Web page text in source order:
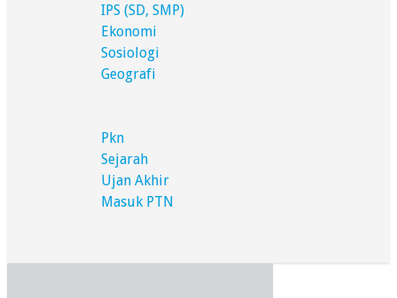
IPS (SD, SMP)
Ekonomi
Sosiologi
Geografi
Pkn
Sejarah
Ujan Akhir
Masuk PTN